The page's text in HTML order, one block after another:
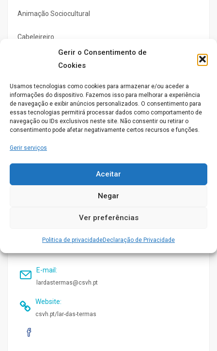
Gerir o Consentimento de
Cookies
Usamos tecnologias como cookies para armazenar e/ou aceder a
informações do dispositivo. Fazemos isso para melhorar a experiência
de navegação e exibir anúncios personalizados. O consentimento para
essas tecnologias permitirá processar dados como comportamento de
navegação ou IDs exclusivos neste site. Não consentir ou retirar o
consentimento pode afetar negativamente certos recursos e funções.
Gerir serviços
Aceitar
Negar
Ver preferências
Politica de privacidadeDeclaração de Privacidade
Animação Sociocultural
Cabeleireiro
Fisioterapia
Médico
Quarto individual
Quartos Duplos
Obter direçoes
Caldelas, Sequeiros e Paranhos Amares
Telefone :
E-mail :
lardastermas@csvh.pt
Website:
csvh.pt/lar-das-termas